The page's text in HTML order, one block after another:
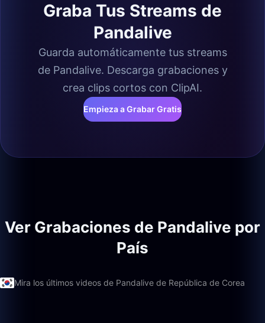
Graba Tus Streams de
Pandalive
Guarda automáticamente tus streams
de Pandalive. Descarga grabaciones y
crea clips cortos con ClipAI.
Empieza a Grabar Gratis
Ver Grabaciones de Pandalive por
País
Mira los últimos videos de Pandalive de República de Corea